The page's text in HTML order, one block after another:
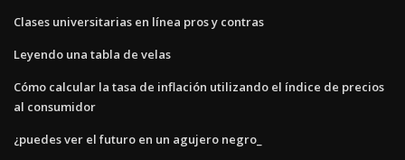
Clases universitarias en línea pros y contras
Leyendo una tabla de velas
Cómo calcular la tasa de inflación utilizando el índice de precios
al consumidor
¿puedes ver el futuro en un agujero negro_